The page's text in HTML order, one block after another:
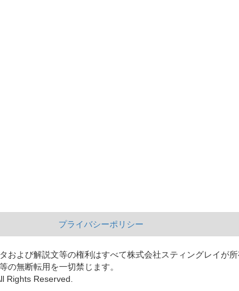
プライバシーポリシー
および解説文等の権利はすべて株式会社スティングレイが所
の無断転用を一切禁じます。
Rights Reserved.